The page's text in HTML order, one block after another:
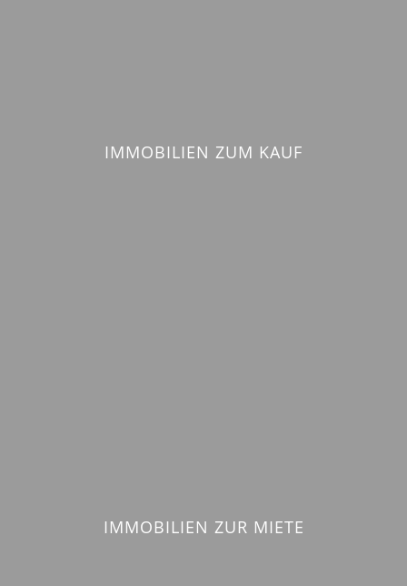
IMMOBILIEN ZUM KAUF
IMMOBILIEN ZUR MIETE